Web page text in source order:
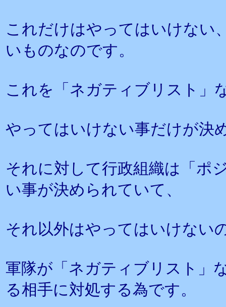
これだけはやってはいけない
いものなのです。
これを「ネガティブリスト」
やってはいけない事だけが決
それに対して行政組織は「ポ
い事が決められていて、
それ以外はやってはいけない
軍隊が「ネガティブリスト」
る相手に対処する為です。